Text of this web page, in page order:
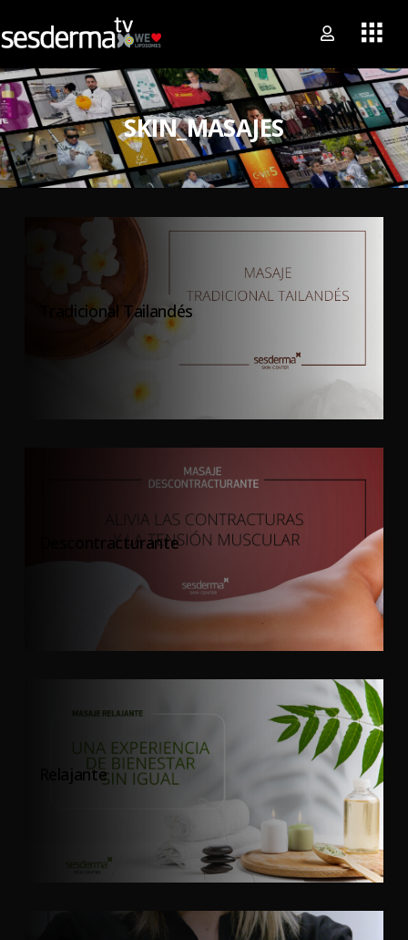
SKIN_MASAJES
Tradicional Tailandés
Descontracturante
Relajante